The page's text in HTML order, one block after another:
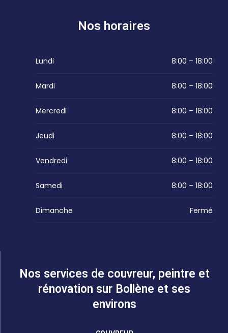
Nos horaires
Lundi 8:00 – 18:00
Mardi 8:00 – 18:00
Mercredi 8:00 – 18:00
Jeudi 8:00 – 18:00
Vendredi 8:00 – 18:00
Samedi 8:00 – 18:00
Dimanche Fermé
Nos services de couvreur, peintre et
rénovation sur Bollène et ses
environs